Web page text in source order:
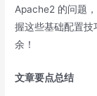
Apache2 的问题
握这些基础配置
余！
文章要点总结